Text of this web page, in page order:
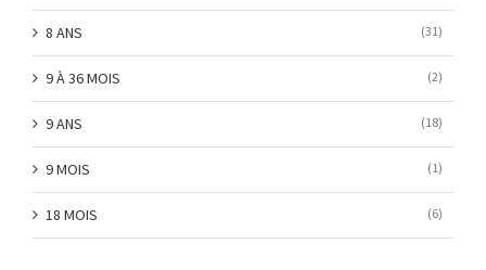
8 ANS (31)
9 À 36 MOIS (2)
9 ANS (18)
9 MOIS (1)
18 MOIS (6)